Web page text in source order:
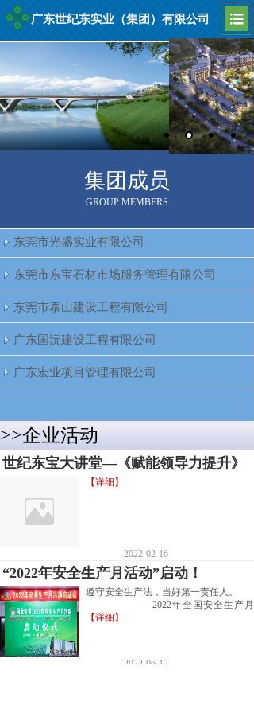
广东世纪东实业（集团）有限公司
集团成员
GROUP MEMBERS
东莞市光盛实业有限公司
东莞市东宝石材市场服务管理有限公司
东莞市泰山建设工程有限公司
广东国沅建设工程有限公司
广东宏业项目管理有限公司
>>企业活动
世纪东宝大讲堂—《赋能领导力提升》
【详细】
2022-02-16
“2022年安全生产月活动”启动！
遵守安全生产法，当好第一责任人。
——2022年全国安全生产月
【详细】
2022-06-12